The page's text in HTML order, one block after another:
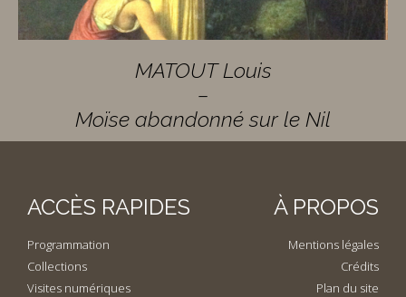
MATOUT Louis
–
Moïse abandonné sur le Nil
ACCÈS RAPIDES
Programmation
Collections
Visites numériques
À PROPOS
Mentions légales
Crédits
Plan du site